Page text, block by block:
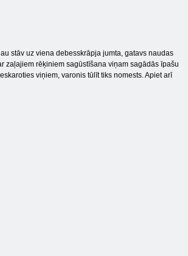
stāv uz viena debesskrāpja jumta, gatavs naudas
zaļajiem rēķiniem sagūstīšana viņam sagādās īpašu
viņiem, varonis tūlīt tiks nomests. Apiet arī